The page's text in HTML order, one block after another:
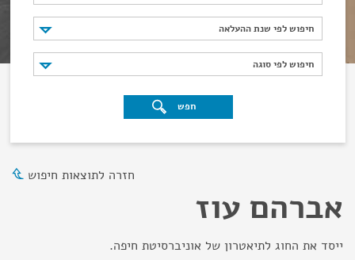
חיפוש לפי שנת ההעלאה
חיפוש לפי שנת ההעלאה
חיפוש לפי סוגה
חיפוש לפי סוגה
חפש
חזרה לתוצאות חיפוש
אברהם עוז
ייסד את החוג לתיאטרון של אוניברסיטת חיפה.